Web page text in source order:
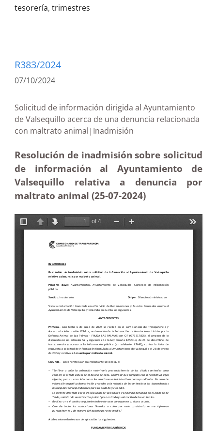
tesorería, trimestres
R383/2024
07/10/2024
Solicitud de información dirigida al Ayuntamiento
de Valsequillo acerca de una denuncia relacionada
con maltrato animal|Inadmisión
Resolución de inadmisión sobre solicitud
de información al Ayuntamiento de
Valsequillo relativa a denuncia por
maltrato animal (25-07-2024)